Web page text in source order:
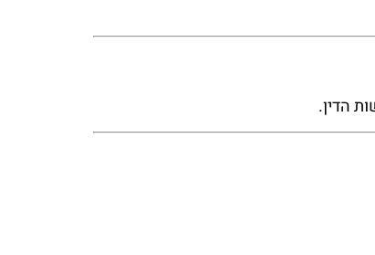
הדין.